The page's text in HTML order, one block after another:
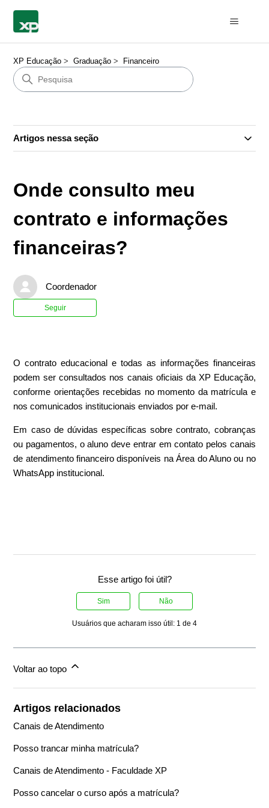
XP Educação Graduação Financeiro
Artigos nessa seção
Onde consulto meu
contrato e informações
financeiras?
Coordenador
Seguir
O contrato educacional e todas as informações financeiras
podem ser consultados nos canais oficiais da XP Educação,
conforme orientações recebidas no momento da matrícula e
nos comunicados institucionais enviados por e-mail.
Em caso de dúvidas específicas sobre contrato, cobranças
ou pagamentos, o aluno deve entrar em contato pelos canais
de atendimento financeiro disponíveis na Área do Aluno ou no
WhatsApp institucional.
Esse artigo foi útil?
Sim Não
Usuários que acharam isso útil: 1 de 4
Voltar ao topo
Artigos relacionados
Canais de Atendimento
Posso trancar minha matrícula?
Canais de Atendimento - Faculdade XP
Posso cancelar o curso após a matrícula?